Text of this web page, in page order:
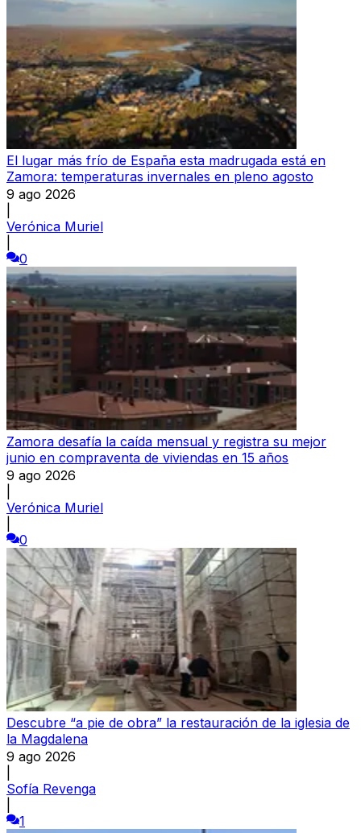
El lugar más frío de España esta madrugada está en
Zamora: temperaturas invernales en pleno agosto
9 ago 2026
Verónica Muriel
0
Zamora desafía la caída mensual y registra su mejor
junio en compraventa de viviendas en 15 años
9 ago 2026
Verónica Muriel
0
Descubre “a pie de obra” la restauración de la iglesia de
la Magdalena
9 ago 2026
Sofía Revenga
1